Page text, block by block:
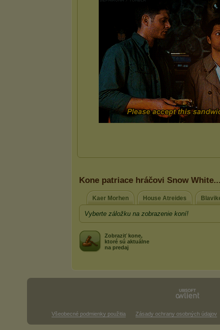
Kone patriace hráčovi Snow
Kaer Morhen House Atreides
Vyberte záložku na zobrazenie koní!
Zobraziť kone,
ktoré sú aktuálne
na predaj
Všeobecné podmienky použitia Zásady ochrany osobných údajov